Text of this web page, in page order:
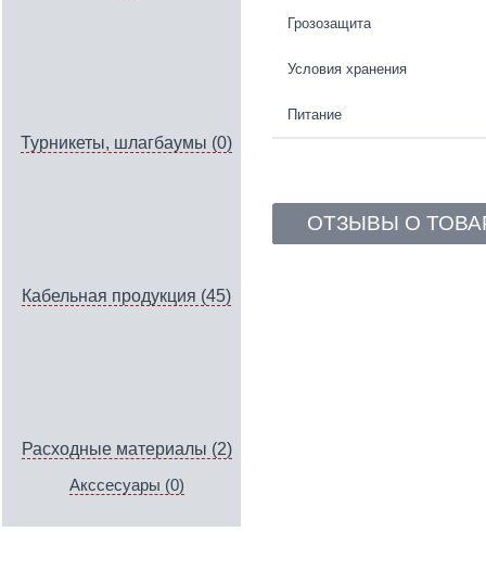
Турникеты, шлагбаумы (0)
Кабельная продукция (45)
Расходные материалы (2)
Акссесуары (0)
Грозозащита
Условия хранения
Питание
ОТЗЫВЫ О